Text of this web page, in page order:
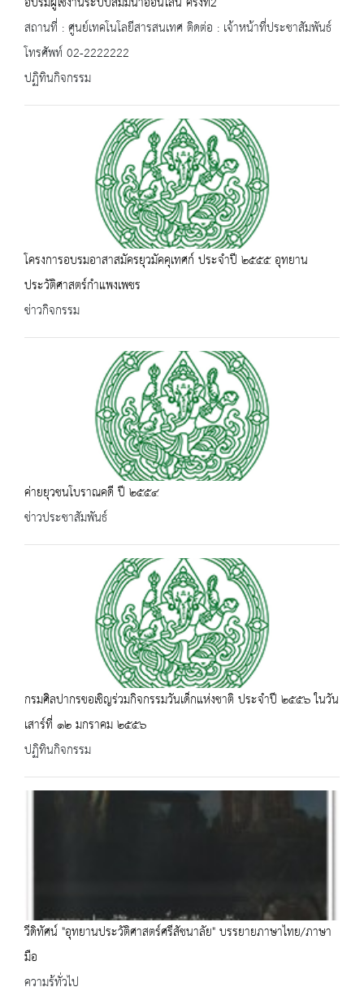
สถานที่ : ศูนย์เทคโนโลยีสารสนเทศ ติดต่อ : เจ้าหน้าที่ประชาสัมพันธ์
โทรศัพท์ 02-2222222
ปฏิทินกิจกรรม
โครงการอบรมอาสาสมัครยุวมัคคุเทศก์ ประจำปี ๒๕๕๕ อุทยาน
ประวัติศาสตร์กำแพงเพชร
ข่าวกิจกรรม
ค่ายยุวชนโบราณคดี ปี ๒๕๕๔
ข่าวประชาสัมพันธ์
กรมศิลปากรขอเชิญร่วมกิจกรรมวันเด็กแห่งชาติ ประจำปี ๒๕๕๖ ในวัน
เสาร์ที่ ๑๒ มกราคม ๒๕๕๖
ปฏิทินกิจกรรม
วีดิทัศน์ "อุทยานประวัติศาสตร์ศรีสัชนาลัย" บรรยายภาษาไทย/ภาษา
มือ